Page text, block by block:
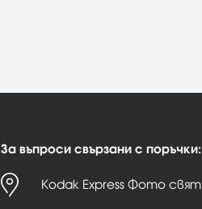
За въпроси свързани с поръчки:
Kodak Express Фото свят